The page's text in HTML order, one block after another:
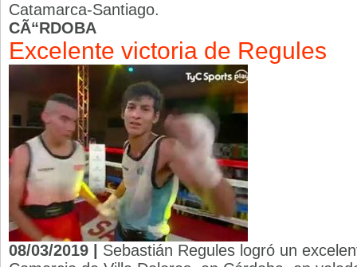
Catamarca-Santiago.
CÃ“RDOBA
Excelente victoria de Regules
08/03/2019 | Sebastián Regules logró un